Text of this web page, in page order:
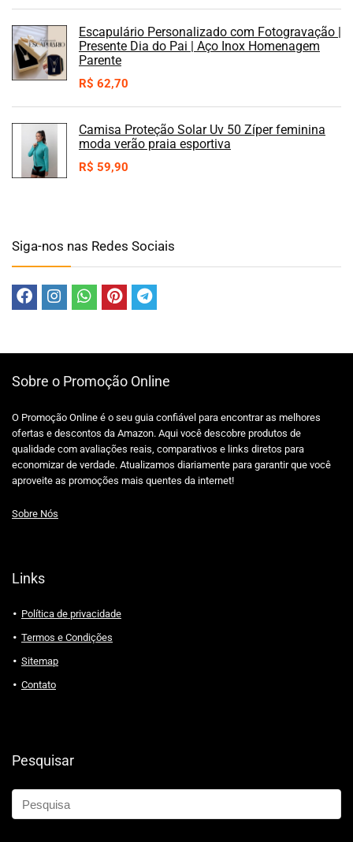
Escapulário Personalizado com Fotogravação |
Presente Dia do Pai | Aço Inox Homenagem
Parente
R$ 62,70
Camisa Proteção Solar Uv 50 Zíper feminina
moda verão praia esportiva
R$ 59,90
Siga-nos nas Redes Sociais
Sobre o Promoção Online
O Promoção Online é o seu guia confiável para encontrar as melhores
ofertas e descontos da Amazon. Aqui você descobre produtos de
qualidade com avaliações reais, comparativos e links diretos para
economizar de verdade. Atualizamos diariamente para garantir que você
aproveite as promoções mais quentes da internet!
Sobre Nós
Links
Política de privacidade
Termos e Condições
Sitemap
Contato
Pesquisar